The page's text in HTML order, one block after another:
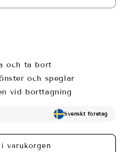
och ta bort
och speglar
vid borttagning
Svenskt företag
i varukorgen